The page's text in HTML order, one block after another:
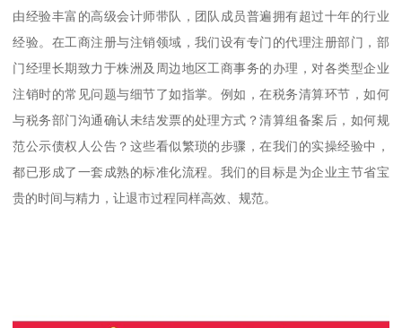
由经验丰富的高级会计师带队，团队成员普遍拥有超过十年的行业
经验。在工商注册与注销领域，我们设有专门的代理注册部门，部
门经理长期致力于株洲及周边地区工商事务的办理，对各类型企业
注销时的常见问题与细节了如指掌。例如，在税务清算环节，如何
与税务部门沟通确认未结发票的处理方式？清算组备案后，如何规
范公示债权人公告？这些看似繁琐的步骤，在我们的实操经验中，
都已形成了一套成熟的标准化流程。我们的目标是为企业主节省宝
贵的时间与精力，让退市过程同样高效、规范。